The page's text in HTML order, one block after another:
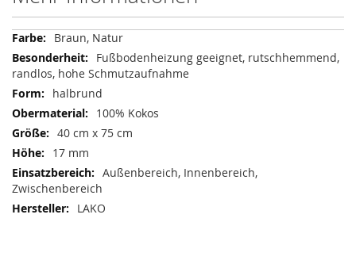
Mehr
Informationen
Braun, Natur
Fußbodenheizung geeignet, rutschhemmend,
randlos, hohe Schmutzaufnahme
halbrund
100% Kokos
40 cm x 75 cm
17 mm
Außenbereich, Innenbereich,
Zwischenbereich
LAKO